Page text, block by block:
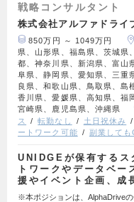
戦略コンサルタント
株式会社アルファドライ
850万円 ～ 1049万円
県、山形県、福島県、茨城県
都、神奈川県、新潟県、富山
阜県、静岡県、愛知県、三重
良県、和歌山県、鳥取県、島
香川県、愛媛県、高知県、福
宮崎県、鹿児島県、沖縄県
ス
転勤なし 土日祝休み
ートワーク可能
副業しても
UNIDGEが保有するス
トワークやデータベー
援やイベント企画、成
※本ポジションは、AlphaDrive